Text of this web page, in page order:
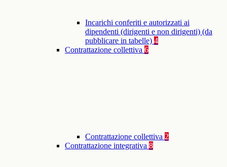
Incarichi conferiti e autorizzati ai
dipendenti (dirigenti e non dirigenti) (da
pubblicare in tabelle) 4
Contrattazione collettiva 6
Contrattazione collettiva 2
Contrattazione integrativa 8